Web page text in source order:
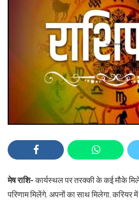
मेष राशि-कार्यस्थल पर तरक्की के कई मौके
परिणाम मिलेंगे. अपनों का साथ मिलेगा. करियर